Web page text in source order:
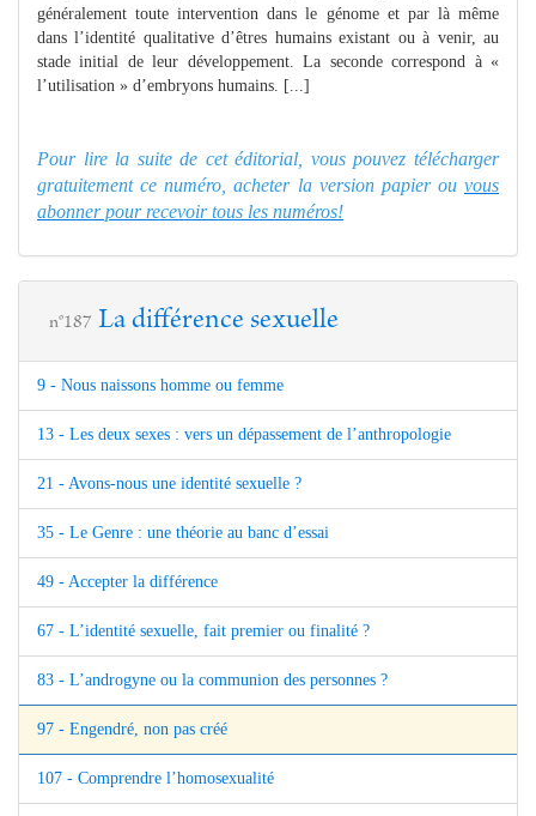
généralement toute intervention dans le génome et par là même
dans l’identité qualitative d’êtres humains existant ou à venir, au
stade initial de leur développement. La seconde correspond à «
l’utilisation » d’embryons humains. [...]
Pour lire la suite de cet éditorial, vous pouvez télécharger
gratuitement ce numéro, acheter la version papier ou vous
abonner pour recevoir tous les numéros!
n°187 La différence sexuelle
9 - Nous naissons homme ou femme
13 - Les deux sexes : vers un dépassement de l’anthropologie
21 - Avons-nous une identité sexuelle ?
35 - Le Genre : une théorie au banc d’essai
49 - Accepter la différence
67 - L’identité sexuelle, fait premier ou finalité ?
83 - L’androgyne ou la communion des personnes ?
97 - Engendré, non pas créé
107 - Comprendre l’homosexualité